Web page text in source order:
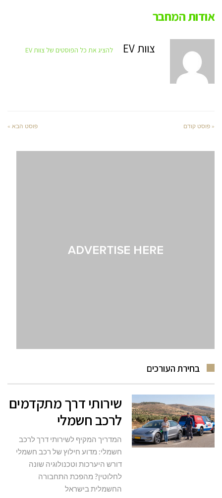
אודות המחבר
צוות EV להציג את כל הפוסטים של צוות EV
« פוסט קודם פוסט הבא »
בחירת העורכים
שירותי דרך מתקדמים
לרכב חשמלי
המדריך המקיף לשירותי דרך לרכב
חשמלי: מדוע חילוץ של רכב חשמלי
דורש היערכות וטכנולוגיה שונה
לחלוטין? מהפכת התחבורה
החשמלית בישראל